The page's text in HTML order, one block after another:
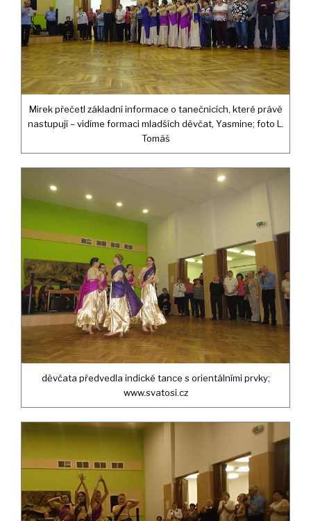
Mirek přečetl základní informace o tanečnicích, které právě
nastupují – vidíme formaci mladších děvčat, Yasmine; foto L.
Tomáš
děvčata předvedla indické tance s orientálními prvky;
www.svatosi.cz